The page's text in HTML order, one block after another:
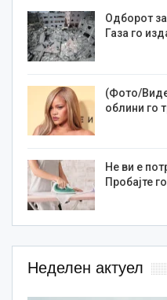
Одборот
Газа го
(Фото/
облини го
Не ви е
Пробајте
Неделен актуел